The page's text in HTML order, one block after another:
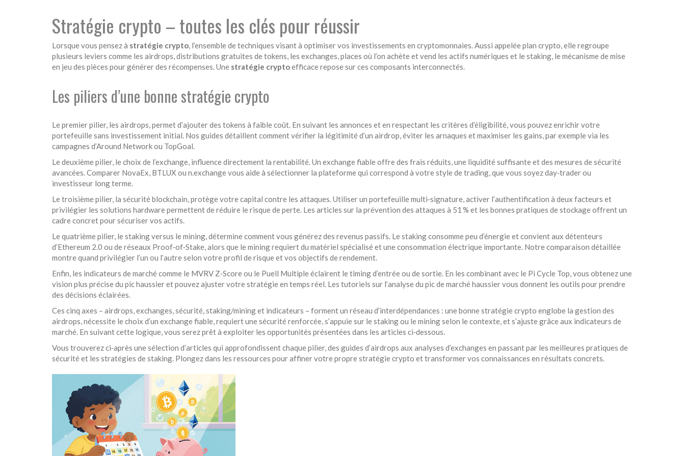
Stratégie crypto – toutes les clés pour réussir
Lorsque vous pensez à stratégie crypto, l’ensemble de techniques visant à optimiser vos investissements en cryptomonnaies. Aussi appeléeplan crypto, elle regroupe
plusieurs leviers comme les airdrops,distributions gratuites de tokens, les exchanges,places où l’on achète et vend les actifs numériques et lestaking, le mécanisme de mise
en jeu des pièces pour générer des récompenses.Une stratégie cryptoefficace repose sur ces composants interconnectés.
Les piliers d’une bonne stratégie crypto
Le premier pilier, les airdrops, permet d’ajouter des tokens à faible coût. En suivant les annonces et en respectant les critères d’éligibilité, vous pouvez enrichir votre
portefeuille sans investissement initial. Nos guides détaillent comment vérifier la légitimité d’un airdrop, éviter les arnaques et maximiser les gains, par exemple via les
campagnes d’Around Network ou TopGoal.
Le deuxième pilier, le choix de l’exchange, influence directement la rentabilité. Un exchange fiable offre des frais réduits, une liquidité suffisante et des mesures de sécurité
avancées. Comparer NovaEx, BTLUX ou n.exchange vous aide à sélectionner la plateforme qui correspond à votre style de trading, que vous soyez day‑trader ou
investisseur long terme.
Le troisième pilier, la sécurité blockchain, protège votre capital contre les attaques. Utiliser un portefeuille multi‑signature, activer l’authentification à deux facteurs et
privilégier les solutions hardware permettent de réduire le risque de perte. Les articles sur la prévention des attaques à 51 % et les bonnes pratiques de stockage offrent un
cadre concret pour sécuriser vos actifs.
Le quatrième pilier, le staking versus le mining, détermine comment vous générez des revenus passifs. Le staking consomme peu d’énergie et convient aux détenteurs
d’Ethereum 2.0 ou de réseaux Proof‑of‑Stake, alors que le mining requiert du matériel spécialisé et une consommation électrique importante. Notre comparaison détaillée
montre quand privilégier l’un ou l’autre selon votre profil de risque et vos objectifs de rendement.
Enfin, les indicateurs de marché comme le MVRV Z‑Score ou le Puell Multiple éclairent le timing d’entrée ou de sortie. En les combinant avec le Pi Cycle Top, vous obtenez une
vision plus précise du pic haussier et pouvez ajuster votre stratégie en temps réel. Les tutoriels sur l’analyse du pic de marché haussier vous donnent les outils pour prendre
des décisions éclairées.
Ces cinq axes – airdrops, exchanges, sécurité, staking/mining et indicateurs – forment un réseau d’interdépendances : une bonnestratégie crypto englobe la gestion des
airdrops, nécessite le choix d’un exchange fiable, requiert une sécurité renforcée, s’appuie sur le staking ou le mining selon le contexte, et s’ajuste grâce aux indicateurs de
marché. En suivant cette logique, vous serez prêt à exploiter les opportunités présentées dans les articles ci‑dessous.
Vous trouverez ci‑après une sélection d’articles qui approfondissent chaque pilier, des guides d’airdrops aux analyses d’exchanges en passant par les meilleures pratiques de
sécurité et les stratégies de staking. Plongez dans les ressources pour affiner votre propre stratégie crypto et transformer vos connaissances en résultats concrets.